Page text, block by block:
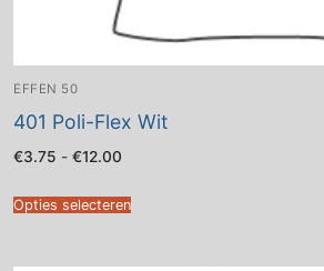
EFFEN 50
401 Poli-Flex Wit
€3.75 - €12.00
€12.00
Opties selecteren